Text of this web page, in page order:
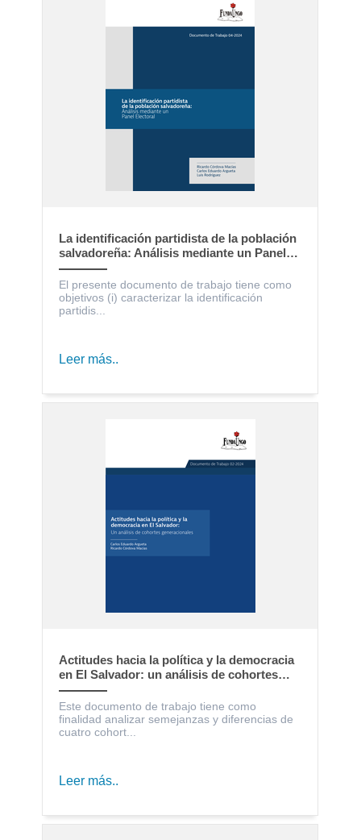
La identificación partidista de la población
salvadoreña: Análisis mediante un Panel
Electoral
El presente documento de trabajo tiene como
objetivos (i) caracterizar la identificación
partidis...
Leer más..
Actitudes hacia la política y la democracia
en El Salvador: un análisis de cohortes
generacionales
Este documento de trabajo tiene como
finalidad analizar semejanzas y diferencias de
cuatro cohort...
Leer más..